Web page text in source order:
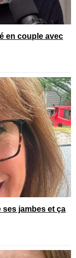
en couple avec
jambes et ça